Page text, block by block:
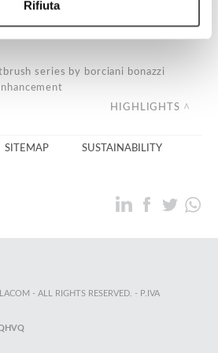
Rifiuta
series by borciani bonazzi
HIGHLIGHTS
SITEMAP SUSTAINABILITY
- ALL RIGHTS RESERVED. - P.IVA